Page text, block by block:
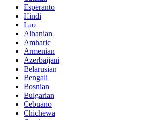
Esperanto
Hindi
Lao
Albanian
Amharic
Armenian
Azerbaijani
Belarusian
Bengali
Bosnian
Bulgarian
Cebuano
Chichewa